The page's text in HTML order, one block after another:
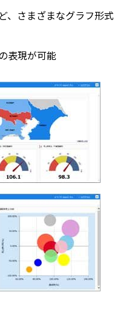
、さまざまなグラフ形式
表現が可能